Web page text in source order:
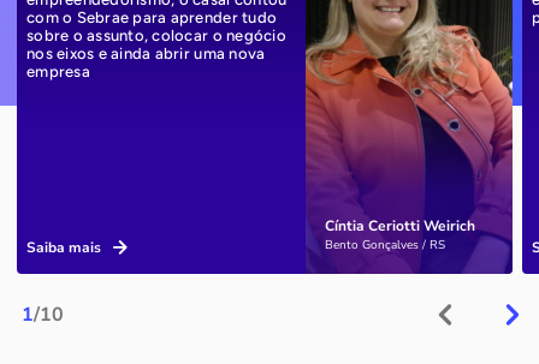
1/10
Cíntia Ceriotti Weirich
Bento Gonçalves / RS
com o Sebrae para aprender tudo
sobre o assunto, colocar o negócio
nos eixos e ainda abrir uma nova
empresa
Saiba mais